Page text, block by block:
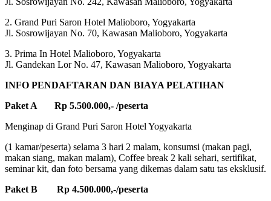
2. Grand Puri Saron Hotel Malioboro, Yogyakarta
Jl. Sosrowijayan No. 70, Kawasan Malioboro, Yogyakarta
3. Prima In Hotel Malioboro, Yogyakarta
Jl. Gandekan Lor No. 47, Kawasan Malioboro, Yogyakarta
INFO PENDAFTARAN DAN BIAYA PELATIHAN
Paket A Rp 5.500.000,- /peserta
Menginap di Grand Puri Saron Hotel Yogyakarta
(1 kamar/peserta) selama 3 hari 2 malam, konsumsi (makan pagi,
makan siang, makan malam), Coffee break 2 kali sehari, sertifikat,
seminar kit, dan foto bersama yang dikemas dalam satu tas eksklusif.
Paket B Rp 4.500.000,-/peserta